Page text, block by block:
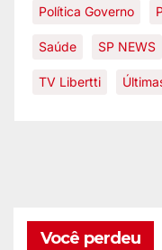
Política Governo
Saúde SP NEWS
TV Libertti
Você perdeu